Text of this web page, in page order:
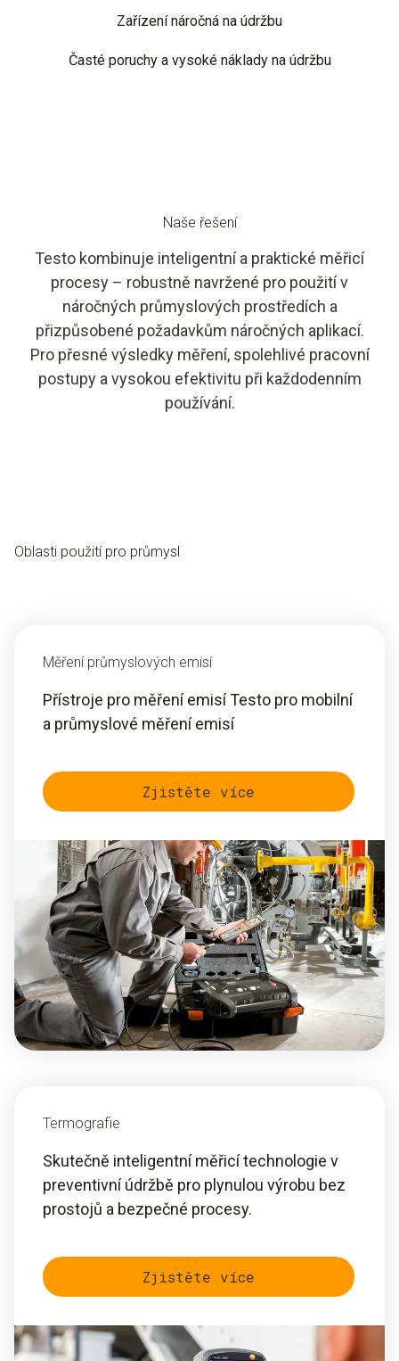
Zařízení náročná na údržbu
Časté poruchy a vysoké náklady na údržbu
Naše řešení
Testo kombinuje inteligentní a praktické měřicí
procesy – robustně navržené pro použití v
náročných průmyslových prostředích a
přizpůsobené požadavkům náročných aplikací.
Pro přesné výsledky měření, spolehlivé pracovní
postupy a vysokou efektivitu při každodenním
používání.
Oblasti použití pro průmysl
Měření průmyslových emisí
Přístroje pro měření emisí Testo pro mobilní
a průmyslové měření emisí
Zjistěte více
Termografie
Skutečně inteligentní měřicí technologie v
preventivní údržbě pro plynulou výrobu bez
prostojů a bezpečné procesy.
Zjistěte více